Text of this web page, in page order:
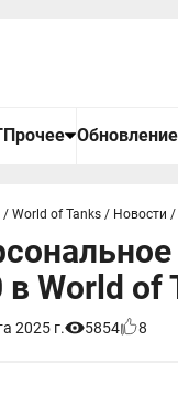
Прочее
/ World of Tanks / Новости /
в World of
2025 г. 5854 8